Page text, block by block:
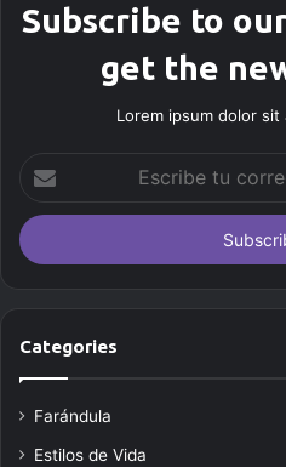
Subscribe to
get the
Lorem ipsum dolor
c
r
t
o
r
Categories
Farándula
Estilos de Vida